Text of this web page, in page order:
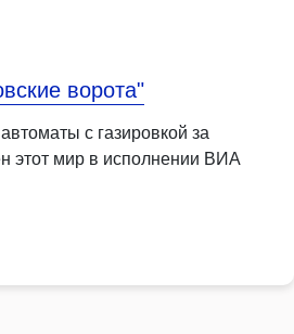
ворота"
с газировкой за
этот мир в исполнении ВИА